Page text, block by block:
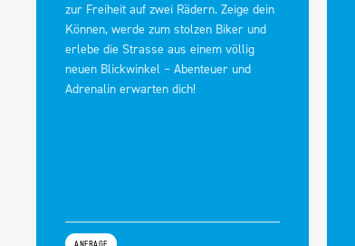
zur Freiheit auf zwei Rädern. Zeige dein
Können, werde zum stolzen Biker und
erlebe die Strasse aus einem völlig
neuen Blickwinkel – Abenteuer und
Adrenalin erwarten dich!
ANFRAGE